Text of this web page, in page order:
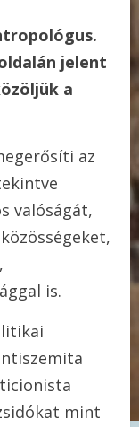
jelent
a
az
valóságát,
is.
mint